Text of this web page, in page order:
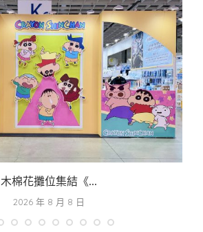
木棉花攤位集結《...
2026 年 8 月 8 日